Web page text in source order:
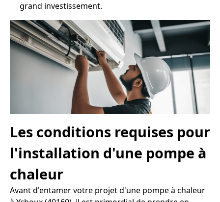
grand investissement.
Les conditions requises pour
l'installation d'une pompe à
chaleur
Avant d'entamer votre projet d'une pompe à chaleur